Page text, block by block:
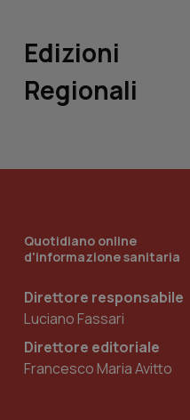
Edizioni
Regionali
Quotidiano online
d'informazione sanitaria
Direttore responsabile
Luciano Fassari
Direttore editoriale
Francesco Maria Avitto